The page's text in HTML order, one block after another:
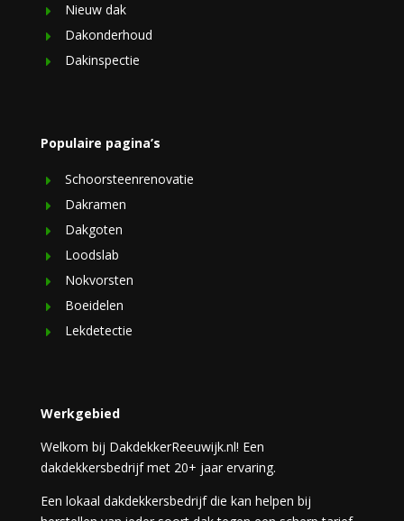
Nieuw dak
Dakonderhoud
Dakinspectie
Populaire pagina’s
Schoorsteenrenovatie
Dakramen
Dakgoten
Loodslab
Nokvorsten
Boeidelen
Lekdetectie
Werkgebied
Welkom bij DakdekkerReeuwijk.nl! Een
dakdekkersbedrijf met 20+ jaar ervaring.
Een lokaal dakdekkersbedrijf die kan helpen bij